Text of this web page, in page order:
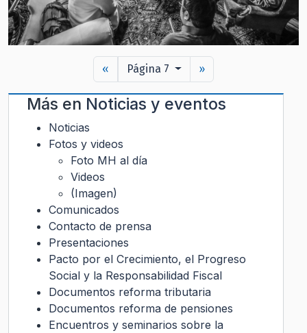
« Página 7 »
Más en Noticias y eventos
Noticias
Fotos y videos
Foto MH al día
Videos
(Imagen)
Comunicados
Contacto de prensa
Presentaciones
Pacto por el Crecimiento, el Progreso
Social y la Responsabilidad Fiscal
Documentos reforma tributaria
Documentos reforma de pensiones
Encuentros y seminarios sobre la